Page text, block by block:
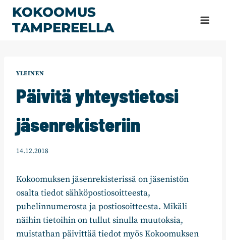
Siirry
sisältöön
KOKOOMUS
TAMPEREELLA
YLEINEN
Päivitä yhteystietosi
jäsenrekisteriin
14.12.2018
Kokoomuksen jäsenrekisterissä on jäsenistön
osalta tiedot sähköpostiosoitteesta,
puhelinnumerosta ja postiosoitteesta. Mikäli
näihin tietoihin on tullut sinulla muutoksia,
muistathan päivittää tiedot myös Kokoomuksen